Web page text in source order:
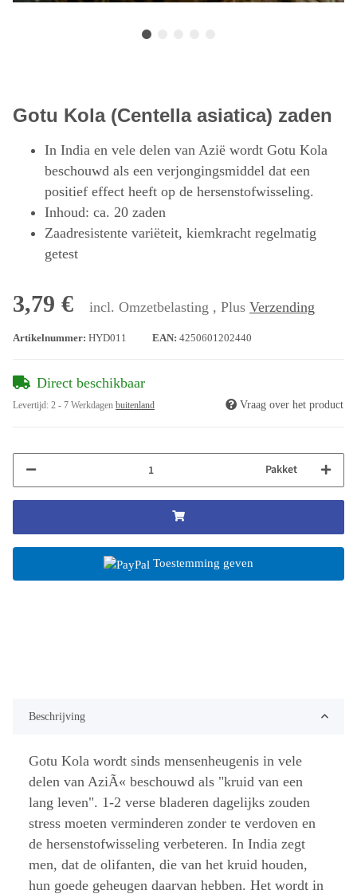
Gotu Kola (Centella asiatica) zaden
In India en vele delen van Azië wordt Gotu Kola
beschouwd als een verjongingsmiddel dat een
positief effect heeft op de hersenstofwisseling.
Inhoud: ca. 20 zaden
Zaadresistente variëteit, kiemkracht regelmatig
getest
3,79 € incl. Omzetbelasting , Plus Verzending
Artikelnummer: HYD011 EAN: 4250601202440
Direct beschikbaar
Levertijd: 2 - 7 Werkdagen buitenland Vraag over het product
Pakket
Toestemming geven
Beschrijving
Gotu Kola wordt sinds mensenheugenis in vele
delen van AziÃ« beschouwd als "kruid van een
lang leven". 1-2 verse bladeren dagelijks zouden
stress moeten verminderen zonder te verdoven en
de hersenstofwisseling verbeteren. In India zegt
men, dat de olifanten, die van het kruid houden,
hun goede geheugen daarvan hebben. Het wordt in